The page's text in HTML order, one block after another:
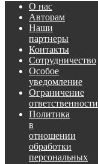
О нас
Авторам
Наши
партнеры
Контакты
Сотрудничество
Особое
уведомление
Ограничение
ответственности
Политика
в
отношении
обработки
персональных